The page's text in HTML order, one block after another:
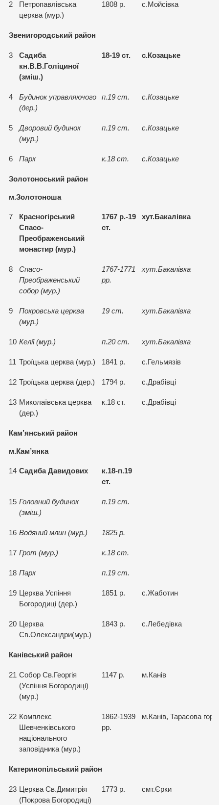
2
Петропавлiвська
церква (мур.)
1808 р. с.Мойсiвка
Звенигородський район
3
Садиба
кн.В.В.Голiциної
(змiш.)
18-19 ст. с.Козацьке
4
Будинок управляючого
(дер.)
п.19 ст. с.Козацьке
5
Дворовий будинок
(мур.)
п.19 ст. с.Козацьке
6 Парк к.18 ст. с.Козацьке
Золотоноський район
м.Золотоноша
7
Красногiрський
Спасо-
Преображенський
монастир (мур.)
1767 р.-19
ст.
хут.Бакалiвка
8
Спасо-
Преображенський
собор (мур.)
1767-1771
рр.
хут.Бакалiвка
9
Покровська церква
(мур.)
19 ст. хут.Бакалiвка
10 Келiї (мур.) п.20 ст. хут.Бакалiвка
11 Троїцька церква (мур.) 1841 р. с.Гельмязiв
12 Троїцька церква (дер.) 1794 р. с.Драбiвцi
13 Миколаївська церква
(дер.)
к.18 ст. с.Драбiвцi
Кам’янський район
м.Кам’янка
14 Садиба Давидових
к.18-п.19
ст.
15 Головний будинок
(змiш.)
п.19 ст.
16 Водяний млин (мур.) 1825 р.
17 Грот (мур.) к.18 ст.
18 Парк п.19 ст.
19 Церква Успiння
Богородицi (дер.)
1851 р. с.Жаботин
20 Церква
Св.Олександри(мур.)
1843 р. с.Лебедiвка
Канівський район
21 Собор Св.Георгiя
(Успiння Богородиці)
(мур.)
1147 р. м.Канiв
22 Комплекс
Шевченкiвського
нацiонального
заповiдника (мур.)
1862-1939
рр.
м.Канiв, Тарасова гора
Катеринопільський район
23 Церква Св.Димитрiя
(Покрова Богородицi)
1773 р. смт.Єрки